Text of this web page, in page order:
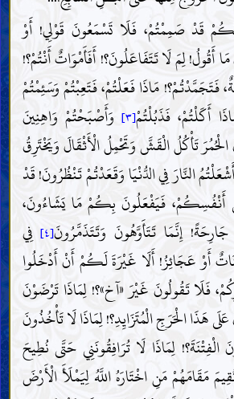
قَدْ صَمِمْتُمْ، فَلَا تَسْمَعُونَ قَوْلِي! أَوْ
أَقُولُ! لِمَ لَا تَتَفَاعَلُونَ؟! أَفَأَمْوَاتٌ أَنْتُمْ؟!
مَاذَا فَعَلْتُمْ، فَتَعِبْتُمْ وَسَئِمْتُمْ
أَكَلْتُمْ، فَذَبُلْتُمْ[٣]
وَأَصْبَحْتُمْ وَاهِنِينَ
تَأْكُلُ الْقَشَّ وَتَحْمِلُ الْأَثْقَالَ وَيَخْتَرِقُ
النَّارَ فِي الدُّنْيَا وَقَعَدْتُمْ تَنْظُرُونَ! قَدْ
أَنْفُسِكُمْ، فَيَفْعَلُونَ بِكُمْ مَا يَشَاءُونَ،
إِنَّمَا تَتَأَوَّهُونَ وَتَتَذَمَّرُونَ[٤] فِي
أَوْ عَجَائِزُ! أَلَا غَيْرَةَ لَكُمْ أَنْ أَدْخَلُوا
فَلَا تَقُولُونَ غَيْرَ «آخ»؟! لِمَاذَا تَرْضَوْنَ
هَذَا الْحَرَجِ الْمُتَزَايِدِ؟! لِمَاذَا لَا تَأْخُذُونَ
لِمَاذَا لَا تُرَافِقُونَنِي حَتَّى نُطِيحَ
مَقَامَهُمْ مَنِ اخْتَارَهُ اللَّهُ لِيَمْلَأَ الْأَرْضَ